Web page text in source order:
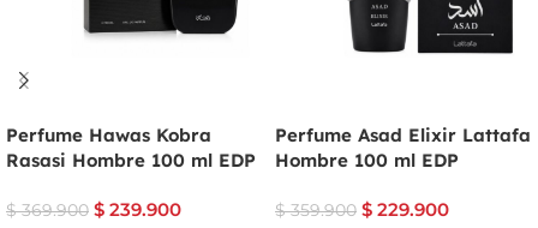
Perfume Hawas Kobra
Rasasi Hombre 100 ml EDP
$369.900 $ 239.900
Perfume Asad Elixir Lattafa
Hombre 100 ml EDP
$359.900 $ 229.900